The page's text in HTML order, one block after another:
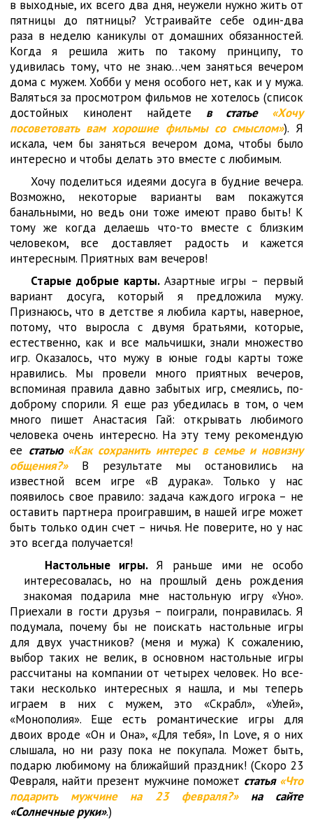
в выходные, их всего два дня, неужели нужно жить от
пятницы до пятницы? Устраивайте себе один-два
раза в неделю каникулы от домашних обязанностей.
Когда я решила жить по такому принципу, то
удивилась тому, что не знаю…чем заняться вечером
дома с мужем. Хобби у меня особого нет, как и у мужа.
Валяться за просмотром фильмов не хотелось (список
достойных кинолент найдете в статье «Хочу
посоветовать вам хорошие фильмы со смыслом»). Я
искала, чем бы заняться вечером дома, чтобы было
интересно и чтобы делать это вместе с любимым.
Хочу поделиться идеями досуга в будние вечера.
Возможно, некоторые варианты вам покажутся
банальными, но ведь они тоже имеют право быть! К
тому же когда делаешь что-то вместе с близким
человеком, все доставляет радость и кажется
интересным. Приятных вам вечеров!
Старые добрые карты. Азартные игры – первый
вариант досуга, который я предложила мужу.
Признаюсь, что в детстве я любила карты, наверное,
потому, что выросла с двумя братьями, которые,
естественно, как и все мальчишки, знали множество
игр. Оказалось, что мужу в юные годы карты тоже
нравились. Мы провели много приятных вечеров,
вспоминая правила давно забытых игр, смеялись, по-
доброму спорили. Я еще раз убедилась в том, о чем
много пишет Анастасия Гай: открывать любимого
человека очень интересно. На эту тему рекомендую
ее статью «Как сохранить интерес в семье и новизну
общения?»В результате мы остановились на
известной всем игре «В дурака». Только у нас
появилось свое правило: задача каждого игрока – не
оставить партнера проигравшим, в нашей игре может
быть только один счет – ничья. Не поверите, но у нас
это всегда получается!
Настольные игры. Я раньше ими не особо
интересовалась, но на прошлый день рождения
знакомая подарила мне настольную игру «Уно».
Приехали в гости друзья – поиграли, понравилась. Я
подумала, почему бы не поискать настольные игры
для двух участников? (меня и мужа) К сожалению,
выбор таких не велик, в основном настольные игры
рассчитаны на компании от четырех человек. Но все-
таки несколько интересных я нашла, и мы теперь
играем в них с мужем, это «Скрабл», «Улей»,
«Монополия». Еще есть романтические игры для
двоих вроде «Он и Она», «Для тебя», In Love, я о них
слышала, но ни разу пока не покупала. Может быть,
подарю любимому на ближайший праздник! (Скоро 23
Февраля, найти презент мужчине поможет статья «Что
подарить мужчине на 23 февраля?»на сайте
«Солнечные руки».)